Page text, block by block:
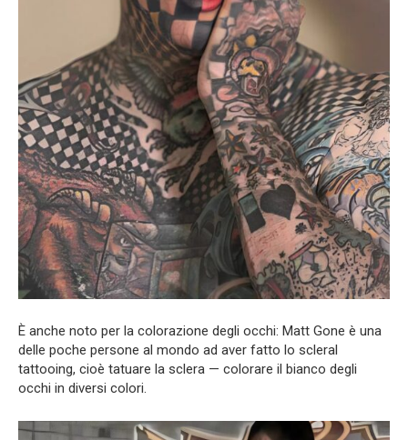
È anche noto per la colorazione degli occhi: Matt Gone è una
delle poche persone al mondo ad aver fatto lo scleral
tattooing, cioè tatuare la sclera — colorare il bianco degli
occhi in diversi colori.